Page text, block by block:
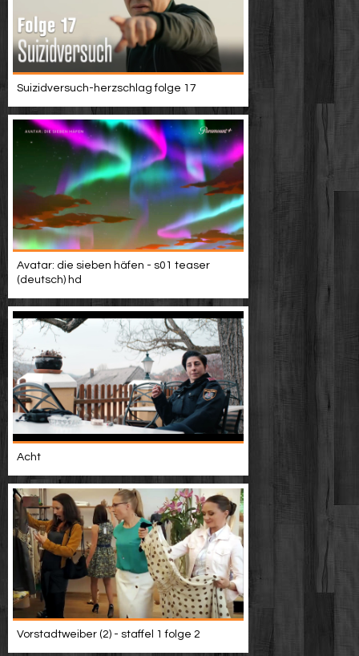
Suizidversuch-herzschlag folge 17
Avatar: die sieben häfen - s01 teaser
(deutsch) hd
Acht
Vorstadtweiber (2) - staffel 1 folge 2